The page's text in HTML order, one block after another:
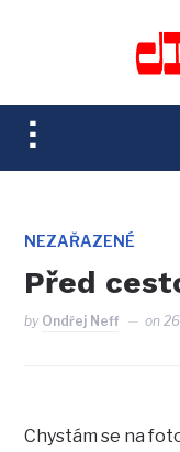
TOGGLE
SIDEBAR
NAVIGATION
NEZAŘAZENÉ
Před
by Ondřej Neff on
Chystám se na